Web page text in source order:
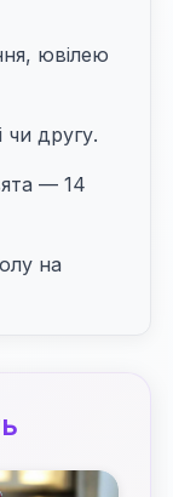
ювілею
другу.
— 14
на